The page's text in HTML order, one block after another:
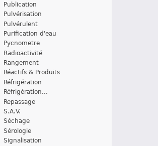
Publication
Pulvérisation
Pulvérulent
Purification d'eau
Pycnometre
Radioactivité
Rangement
Réactifs & Produits
Réfrigération
Réfrigération...
Repassage
S.A.V.
Séchage
Sérologie
Signalisation